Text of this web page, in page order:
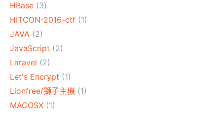
HBase (3)
HITCON-2016-ctf (1)
JAVA (2)
JavaScript (2)
Laravel (2)
Let's Encrypt (1)
Lionfree/獅子主機 (1)
MACOSX (1)